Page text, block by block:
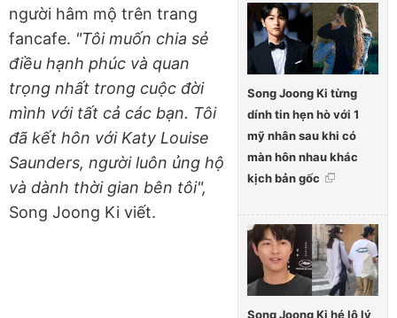
Song Joong Ki từng
dính tin hẹn hò với 1
mỹ nhân sau khi có
màn hôn nhau khác
kịch bản gốc
Song Joong Ki hé lộ lý
người hâm mộ trên trang
fancafe. "Tôi muốn chia sẻ
điều hạnh phúc và quan
trọng nhất trong cuộc đời
mình với tất cả các bạn. Tôi
đã kết hôn với Katy Louise
Saunders, người luôn ủng hộ
và dành thời gian bên tôi",
Song Joong Ki viết.